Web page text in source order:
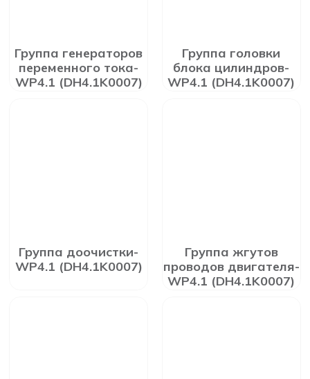
Группа генераторов
переменного тока-
WP4.1 (DH4.1K0007)
Группа головки
блока цилиндров-
WP4.1 (DH4.1K0007)
Группа доочистки-
WP4.1 (DH4.1K0007)
Группа жгутов
проводов двигателя-
WP4.1 (DH4.1K0007)